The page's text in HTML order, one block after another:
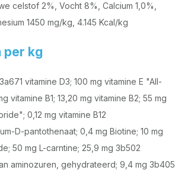
celstof 2%, Vocht 8%, Calcium 1,0%,
1450 mg/kg, 4.145 Kcal/kg
per kg
vitamine D3; 100 mg vitamine E "All-
B1; 13,20 mg vitamine B2; 55 mg
0,12 mg vitamine B12
D-pantothenaat; 0,4 mg Biotine; 10 mg
50 mg L-carntine; 25,9 mg 3b502
aminozuren, gehydrateerd; 9,4 mg 3b405